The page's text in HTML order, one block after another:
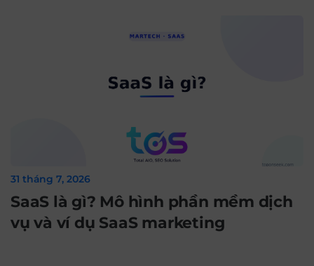
31 tháng 7, 2026
SaaS là gì? Mô hình phần mềm dịch
vụ và ví dụ SaaS marketing